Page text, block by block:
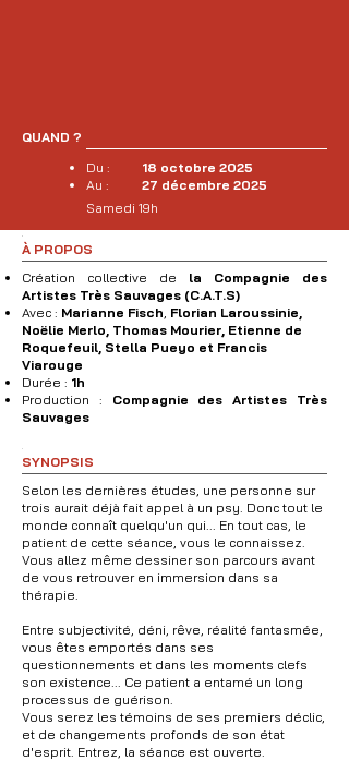
QUAND ?
Du :
18 octobre 2025
Au :
27 décembre 2025
Samedi 19h
.
À PROPOS
Création collective de la Compagnie des
Artistes Très Sauvages (C.A.T.S)
Avec : Marianne Fisch, Florian Laroussinie,
Noëlie Merlo, Thomas Mourier, Etienne de
Roquefeuil, Stella Pueyo et Francis
Viarouge
Durée : 1h
Production : Compagnie des Artistes Très
Sauvages
SYNOPSIS
Selon les dernières études, une personne sur
trois aurait déjà fait appel à un psy. Donc tout le
monde connaît quelqu'un qui... En tout cas, le
patient de cette séance, vous le connaissez.
Vous allez même dessiner son parcours avant
de vous retrouver en immersion dans sa
thérapie.
Entre subjectivité, déni, rêve, réalité fantasmée,
vous êtes emportés dans ses
questionnements et dans les moments clefs
son existence... Ce patient a entamé un long
processus de guérison.
Vous serez les témoins de ses premiers déclic,
et de changements profonds de son état
d'esprit. Entrez, la séance est ouverte.